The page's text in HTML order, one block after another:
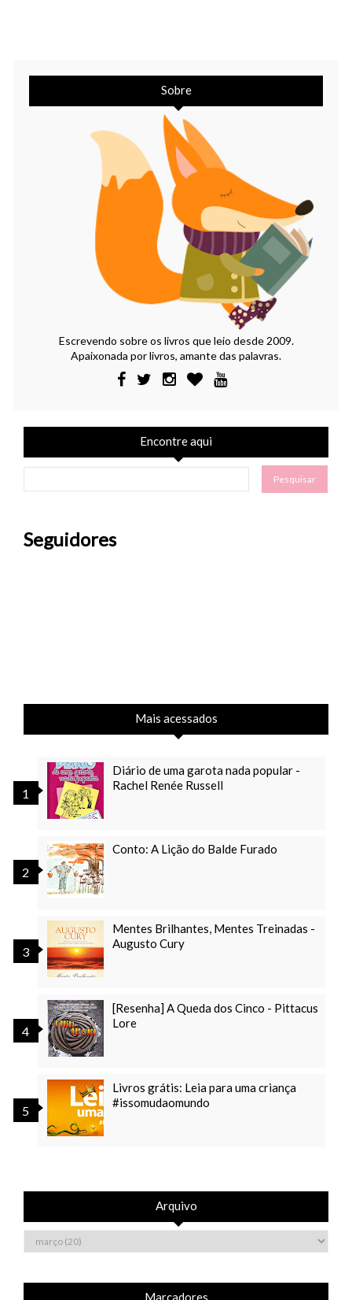
Sobre
Escrevendo sobre os livros que leio desde 2009.
Apaixonada por livros, amante das palavras.
Encontre aqui
Seguidores
Mais acessados
Diário de uma garota nada popular -
Rachel Renée Russell
Conto: A Lição do Balde Furado
Mentes Brilhantes, Mentes Treinadas -
Augusto Cury
[Resenha] A Queda dos Cinco - Pittacus
Lore
Livros grátis: Leia para uma criança
#issomudaomundo
Arquivo
Marcadores